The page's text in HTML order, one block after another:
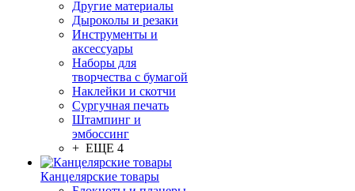
Другие материалы
Дыроколы и резаки
Инструменты и
аксессуары
Наборы для
творчества с бумагой
Наклейки и скотчи
Сургучная печать
Штампинг и
эмбоссинг
+ ЕЩЕ 4
Канцелярские товары